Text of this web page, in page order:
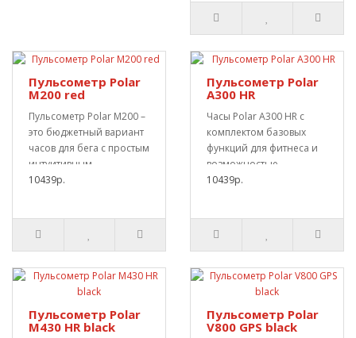
Пульсометр Polar
M200 red
Пульсометр Polar М200 –
это бюджетный вариант
часов для бега с простым
интуитивным
управлением и без..
10439р.
Пульсометр Polar
А300 HR
Часы Polar А300 HR с
комплектом базовых
функций для фитнеса и
возможностью
отслеживания на
10439р.
Пульсометр Polar
M430 HR black
Пульсометр Polar
V800 GPS black